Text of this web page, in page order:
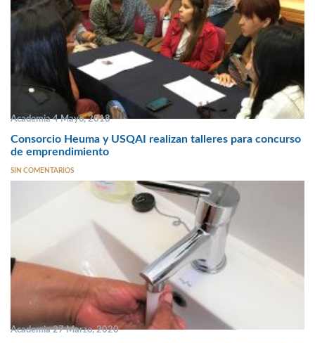
Academia 4 Mayo, 2018
Consorcio Heuma y USQAI realizan talleres para concurso
de emprendimiento
SIN COMENTARIOS
Academia 27 Marzo, 2020